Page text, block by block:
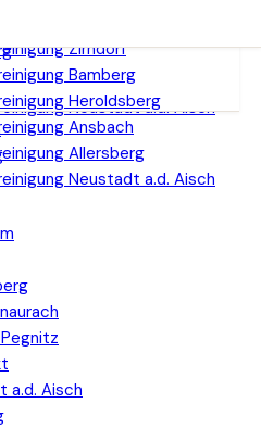
Ansbach
Allersberg
Neustadt a.d. Aisch
Zirndorf
Bamberg
Heroldsberg
Ansbach
Allersberg
Neustadt a.d. Aisch
a.d. Aisch
Allersberg